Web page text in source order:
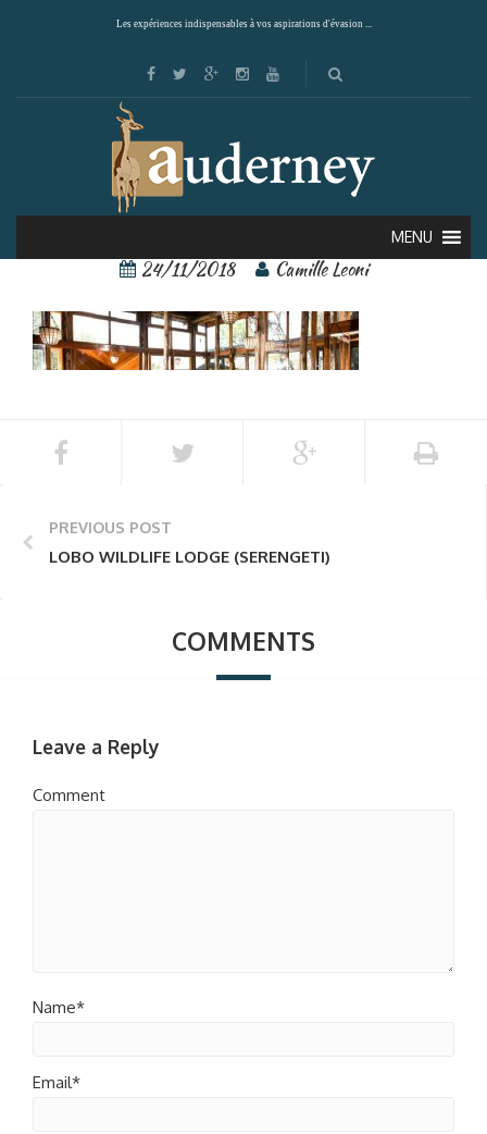
Les expériences indispensables à vos aspirations d'évasion ...
MENU
8 – Copie
24/11/2018 Camille Leoni
PREVIOUS POST
LOBO WILDLIFE LODGE (SERENGETI)
COMMENTS
Leave a Reply
Comment
Name*
Email*